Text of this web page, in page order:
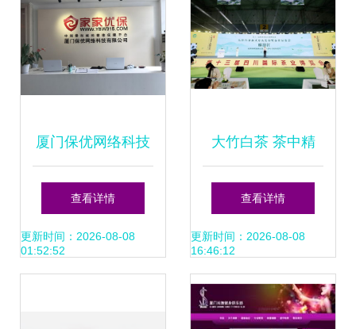
厦门保优网络科技
技术创新赋能智慧
未来
查看详情
更新时间：2026-08-08
01:52:52
大竹白茶 茶中精
品，新质生产力引
领茶产业高质量发
展
查看详情
更新时间：2026-08-08
16:46:12